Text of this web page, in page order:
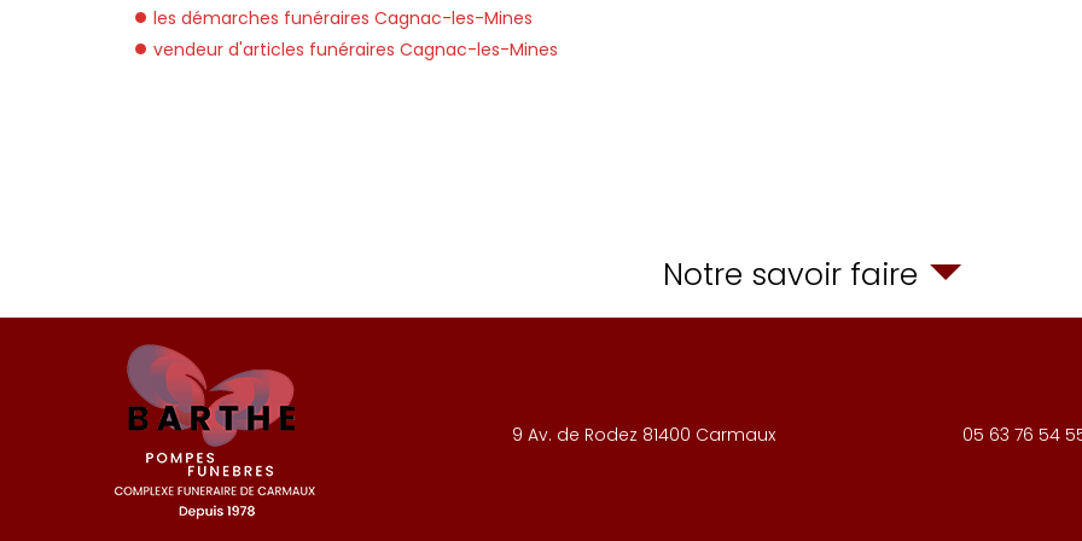
les démarches funéraires Cagnac-les-Mines
vendeur d'articles funéraires Cagnac-les-Mines
Notre savoir faire
9 Av. de Rodez 81400 Carmaux 05 63 76 54